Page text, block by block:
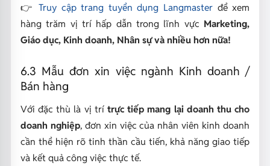
👉 Truy cập trang tuyển dụng Langmasterđể xem
hàng trăm vị trí hấp dẫn trong lĩnh vực Marketing,
Giáo dục, Kinh doanh, Nhân sự và nhiều hơn nữa!
6.3 Mẫu đơn xin việc ngành Kinh doanh /
Bán hàng
Với đặc thù là vị trí trực tiếp mang lại doanh thu cho
doanh nghiệp, đơn xin việc của nhân viên kinh doanh
cần thể hiện rõ tinh thần cầu tiến, khả năng giao tiếp
và kết quả công việc thực tế.